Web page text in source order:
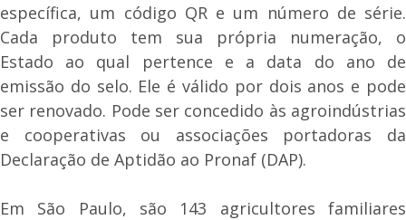
específica, um código QR e um número de série.
Cada produto tem sua própria numeração, o
Estado ao qual pertence e a data do ano de
emissão do selo. Ele é válido por dois anos e pode
ser renovado. Pode ser concedido às agroindústrias
e cooperativas ou associações portadoras da
Declaração de Aptidão ao Pronaf (DAP).
Em São Paulo, são 143 agricultores familiares